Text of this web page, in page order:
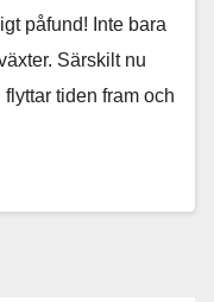
påfund! Inte bara
Särskilt nu
tiden fram och